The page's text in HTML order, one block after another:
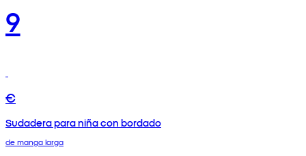
9
€
Sudadera para niña con bordado
de manga larga